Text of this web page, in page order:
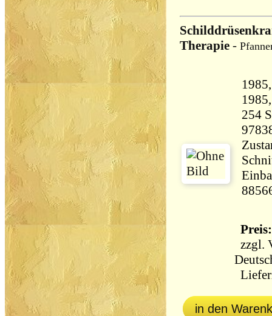
Therapie -
254 Seiten
zzgl.
in den